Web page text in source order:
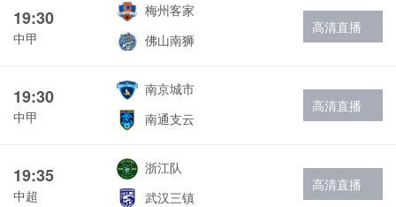
19:30
中甲
梅州客家
佛山南狮
高清直播
19:30
中甲
南京城市
南通支云
高清直播
19:35
中超
浙江队
武汉三镇
高清直播